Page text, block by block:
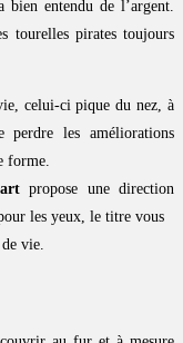
bien entendu de l’argent.
tourelles pirates toujours
celui-ci pique du nez, à
les améliorations
forme.
propose une direction
les yeux, le titre vous
vie.